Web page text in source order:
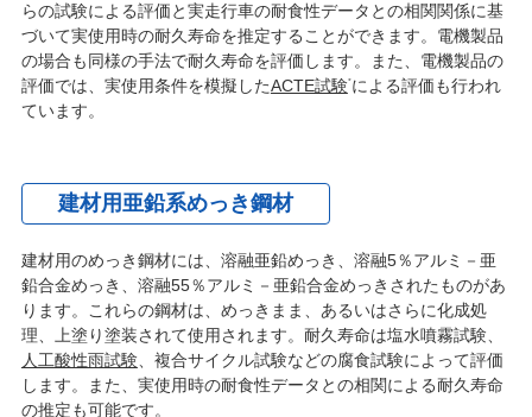
らの試験による評価と実走行車の耐食性データとの相関関係に基
づいて実使用時の耐久寿命を推定することができます。電機製品
の場合も同様の手法で耐久寿命を評価します。また、電機製品の
評価では、実使用条件を模擬したACTE試験*による評価も行われ
ています。
建材用亜鉛系めっき鋼材
建材用のめっき鋼材には、溶融亜鉛めっき、溶融5％アルミ－亜
鉛合金めっき、溶融55％アルミ－亜鉛合金めっきされたものがあ
ります。これらの鋼材は、めっきまま、あるいはさらに化成処
理、上塗り塗装されて使用されます。耐久寿命は塩水噴霧試験、
人工酸性雨試験、複合サイクル試験などの腐食試験によって評価
します。また、実使用時の耐食性データとの相関による耐久寿命
の推定も可能です。